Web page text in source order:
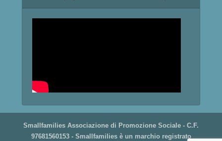
Smallfamilies Associazione di Promozione Sociale - C.F.
97681560153 - Smallfamilies è un marchio registrato